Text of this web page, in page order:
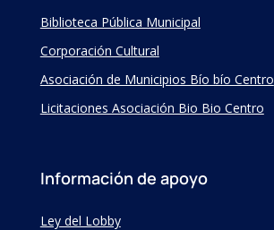
Biblioteca Pública Municipal
Corporación Cultural
Asociación de Municipios Bío bío Centro
Licitaciones Asociación Bio Bio Centro
Información de apoyo
Ley del Lobby